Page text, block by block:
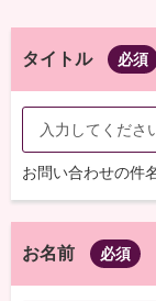
タイトル 必須
お問い合わせの件
お名前 必須